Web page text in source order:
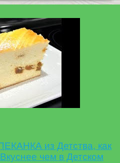
из Детства, как
чем в Детском